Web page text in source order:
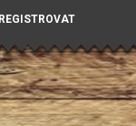
REGISTROVAT